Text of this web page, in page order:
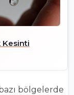
Kesinti
bölgelerde